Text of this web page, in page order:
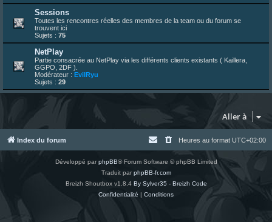
Sessions
Toutes les rencontres réelles des membres de la team ou du forum se
trouvent ici
Sujets : 75
NetPlay
Partie consacrée au NetPlay via les différents clients existants ( Kaillera,
GGPO, 2DF ).
Modérateur : EvilRyu
Sujets : 29
Aller à
Index du forum Heures au format UTC+02:00
Développé parphpBB® Forum Software © phpBB Limited
Traduit parphpBB-fr.com
Breizh Shoutbox v1.8.4 By Sylver35 - Breizh Code
Confidentialité | Conditions